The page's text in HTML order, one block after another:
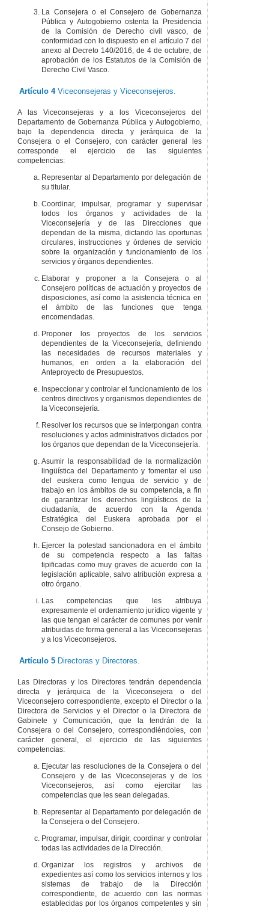
La Consejera o el Consejero de Gobernanza
Pública y Autogobierno ostenta la Presidencia
de la Comisión de Derecho civil vasco, de
conformidad con lo dispuesto en el artículo 7 del
anexo al Decreto 140/2016, de 4 de octubre, de
aprobación de los Estatutos de la Comisión de
Derecho Civil Vasco.
Artículo 4 Viceconsejeras y Viceconsejeros.
A las Viceconsejeras y a los Viceconsejeros del
Departamento de Gobernanza Pública y Autogobierno,
bajo la dependencia directa y jerárquica de la
Consejera o el Consejero, con carácter general les
corresponde el ejercicio de las siguientes
competencias:
Representar al Departamento por delegación de
su titular.
Coordinar, impulsar, programar y supervisar
todos los órganos y actividades de la
Viceconsejería y de las Direcciones que
dependan de la misma, dictando las oportunas
circulares, instrucciones y órdenes de servicio
sobre la organización y funcionamiento de los
servicios y órganos dependientes.
Elaborar y proponer a la Consejera o al
Consejero políticas de actuación y proyectos de
disposiciones, así como la asistencia técnica en
el ámbito de las funciones que tenga
encomendadas.
Proponer los proyectos de los servicios
dependientes de la Viceconsejería, definiendo
las necesidades de recursos materiales y
humanos, en orden a la elaboración del
Anteproyecto de Presupuestos.
Inspeccionar y controlar el funcionamiento de los
centros directivos y organismos dependientes de
la Viceconsejería.
Resolver los recursos que se interpongan contra
resoluciones y actos administrativos dictados por
los órganos que dependan de la Viceconsejería.
Asumir la responsabilidad de la normalización
lingüística del Departamento y fomentar el uso
del euskera como lengua de servicio y de
trabajo en los ámbitos de su competencia, a fin
de garantizar los derechos lingüísticos de la
ciudadanía, de acuerdo con la Agenda
Estratégica del Euskera aprobada por el
Consejo de Gobierno.
Ejercer la potestad sancionadora en el ámbito
de su competencia respecto a las faltas
tipificadas como muy graves de acuerdo con la
legislación aplicable, salvo atribución expresa a
otro órgano.
Las competencias que les atribuya
expresamente el ordenamiento jurídico vigente y
las que tengan el carácter de comunes por venir
atribuidas de forma general a las Viceconsejeras
y a los Viceconsejeros.
Artículo 5 Directoras y Directores.
Las Directoras y los Directores tendrán dependencia
directa y jerárquica de la Viceconsejera o del
Viceconsejero correspondiente, excepto el Director o la
Directora de Servicios y el Director o la Directora de
Gabinete y Comunicación, que la tendrán de la
Consejera o del Consejero, correspondiéndoles, con
carácter general, el ejercicio de las siguientes
competencias:
Ejecutar las resoluciones de la Consejera o del
Consejero y de las Viceconsejeras y de los
Viceconsejeros, así como ejercitar las
competencias que les sean delegadas.
Representar al Departamento por delegación de
la Consejera o del Consejero.
Programar, impulsar, dirigir, coordinar y controlar
todas las actividades de la Dirección.
Organizar los registros y archivos de
expedientes así como los servicios internos y los
sistemas de trabajo de la Dirección
correspondiente, de acuerdo con las normas
establecidas por los órganos competentes y sin